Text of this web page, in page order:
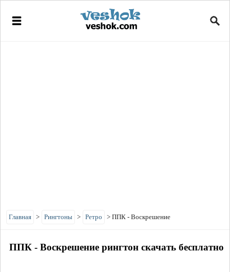
Главная > Рингтоны > Ретро > ППК - Воскрешение
ППК - Воскрешение рингтон скачать бесплатно